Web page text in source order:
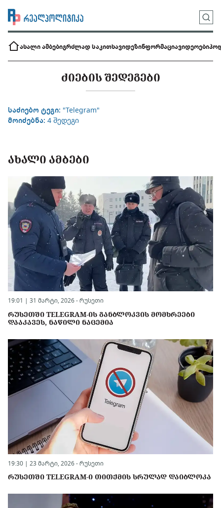
ახალი ამბებიგრძლად საკითხავიდეზინფორმაციავიდეოები
ᲫᲘᲔᲑᲘᲡ ᲨᲔᲓᲔᲒᲔᲑᲘ
საძიებო ტეგი: "Telegram"
მოიძებნა: 4 შედეგი
ᲐᲮᲐᲚᲘ ᲐᲛᲑᲔᲑᲘ
19:01 | 31 მარტი, 2026 - რუსეთი
ᲠᲣᲡᲔᲗᲨᲘ TELEGRAM-ᲘᲡ ᲒᲐᲜᲑᲚᲝᲙᲕᲘᲡ ᲛᲝᲛᲮᲠᲔᲔᲑᲘ
ᲓᲐᲐᲙᲐᲕᲔᲡ, ᲜᲐᲬᲘᲚᲘ ᲜᲐᲪᲔᲛᲘᲐ
19:30 | 23 მარტი, 2026 - რუსეთი
ᲠᲣᲡᲔᲗᲨᲘ TELEGRAM-Ი ᲗᲘᲗᲥᲛᲘᲡ ᲡᲠᲣᲚᲐᲓ ᲓᲐᲘᲑᲚᲝᲙᲐ